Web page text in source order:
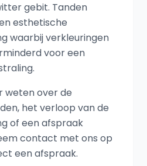
gebit. Tanden
esthetische
waarbij verkleuringen
voor een
weten over de
het verloop van de
of een afspraak
contact met ons op
een afspraak.